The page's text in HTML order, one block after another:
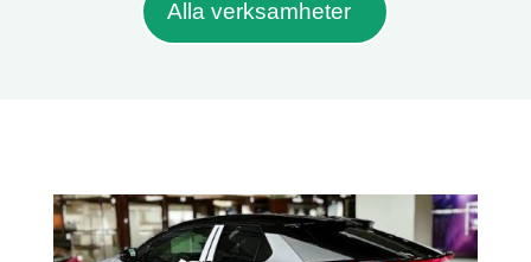
Alla verksamheter